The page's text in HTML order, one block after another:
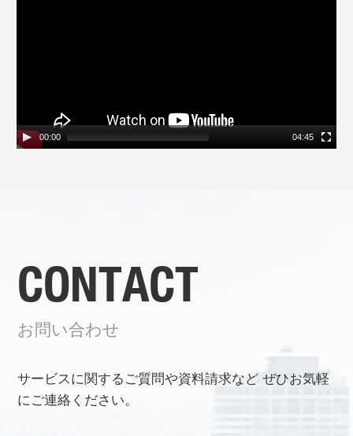
00:00 04:45
CONTACT
お問い合わせ
サービスに関するご質問や資料請求などぜひお気軽
にご連絡ください。